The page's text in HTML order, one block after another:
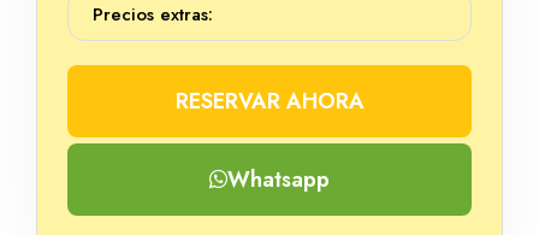
Precios extras:
RESERVAR AHORA
Whatsapp